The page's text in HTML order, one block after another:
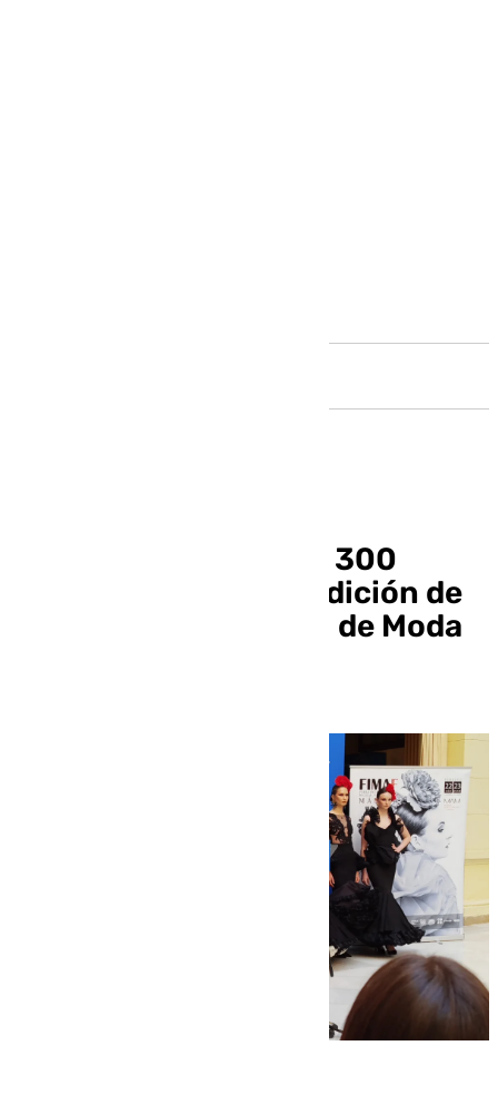
Más de 30 firmas y de 300
trajes: así será la IX edición de
la Feria Internacional de Moda